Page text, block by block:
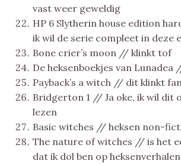
vast weer geweldig
HP 6 Slytherin house edition
ik wil de serie compleet in deze
Bone crier’s moon // klinkt tof
De heksenboekjes van Lunadea
Payback’s a witch // dit klinkt
Bridgerton 1 // Ja oke, ik wil dit
lezen
Basic witches // heksen non-
The nature of witches // is het
dat ik dol ben op